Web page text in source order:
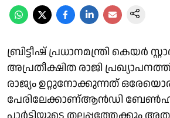
ബ്രിട്ടീഷ് പ്രധാനമന്ത്രി കെയര്‍
അപ്രതീക്ഷിത രാജി
രാജ്യം ഉറ്റുനോക്കുന്നത്
പേരിലേക്കാണ്ആന്‍ഡി
പാര്‍ട്ടിയുടെ തലപ്പത്തേക്കും